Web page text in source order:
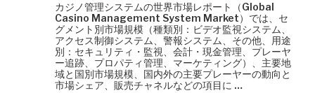
カジノ管理システムの世界市場レポート（Global
Casino Management System Market）では、セ
グメント別市場規模（種類別：ビデオ監視システム、
アクセス制御システム、警報システム、その他、用途
別：セキュリティ・監視、会計・現金管理、プレーヤ
ー追跡、プロパティ管理、マーケティング）、主要地
域と国別市場規模、国内外の主要プレーヤーの動向と
市場シェア、販売チャネルなどの項目に …